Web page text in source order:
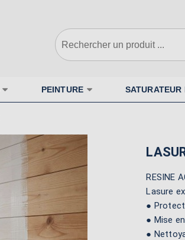
PEINTURE SATURATEUR
RESINE
Lasure
●
● Mise
●